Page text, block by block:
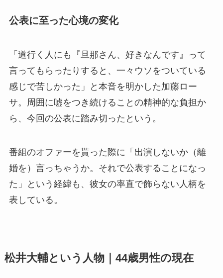
公表に至った心境の変化
「道行く人にも『旦那さん、好きなんです』って
言ってもらったりすると、一々ウソをついている
感じで苦しかった」と本音を明かした加藤ロー
サ。周囲に嘘をつき続けることの精神的な負担か
ら、今回の公表に踏み切ったという。
番組のオファーを貰った際に「出演しないか（離
婚を）言っちゃうか。それで公表することになっ
た」という経緯も、彼女の率直で飾らない人柄を
表している。
松井大輔という人物｜44歳男性の現在